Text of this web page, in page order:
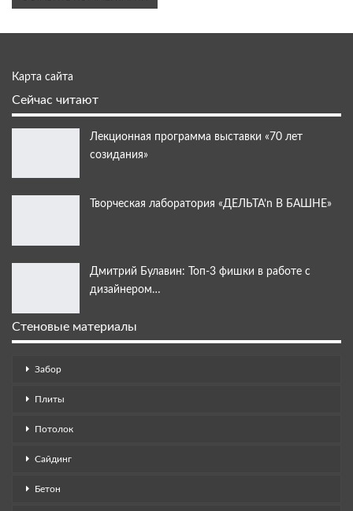
Карта сайта
Сейчас читают
Лекционная программа выставки «70 лет
созидания»
Творческая лаборатория «ДЕЛЬТА’n В БАШНЕ»
Дмитрий Булавин: Топ-3 фишки в работе с
дизайнером…
Стеновые материалы
Забор
Плиты
Потолок
Сайдинг
Бетон